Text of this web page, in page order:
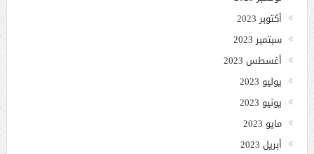
أكتوبر 2023
سبتمبر 2023
أغسطس 2023
يوليو 2023
يونيو 2023
مايو 2023
أبريل 2023